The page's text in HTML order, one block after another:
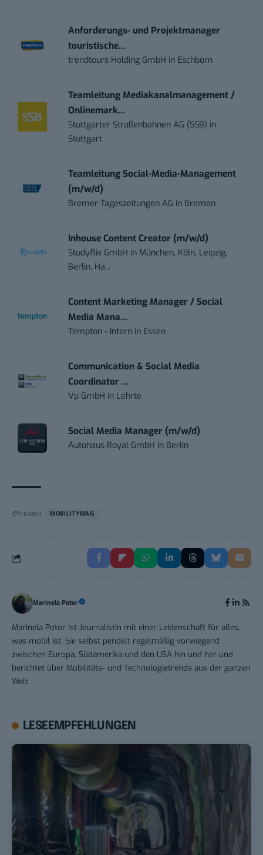
Anforderungs- und Projektmanager
touristische...
trendtours Holding GmbH in Eschborn
Teamleitung Mediakanalmanagement /
Onlinemark...
Stuttgarter Straßenbahnen AG (SSB) in
Stuttgart
Teamleitung Social-Media-Management
(m/w/d)
Bremer Tageszeitungen AG in Bremen
Inhouse Content Creator (m/w/d)
Studyflix GmbH in München, Köln, Leipzig,
Berlin, Ha...
Content Marketing Manager / Social
Media Mana...
Tempton - Intern in Essen
Communication & Social Media
Coordinator ...
Vp GmbH in Lehrte
Social Media Manager (m/w/d)
Autohaus Royal GmbH in Berlin
THEMEN: MOBILITYMAG
Marinela Potor
Marinela Potor ist Journalistin mit einer Leidenschaft für alles,
was mobil ist. Sie selbst pendelt regelmäßig vorwiegend
zwischen Europa, Südamerika und den USA hin und her und
berichtet über Mobilitäts- und Technologietrends aus der ganzen
Welt.
LESEEMPFEHLUNGEN